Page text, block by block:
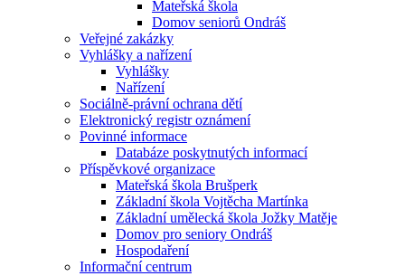
Mateřská škola
Domov seniorů Ondráš
Veřejné zakázky
Vyhlášky a nařízení
Vyhlášky
Nařízení
Sociálně-právní ochrana dětí
Elektronický registr oznámení
Povinné informace
Databáze poskytnutých informací
Příspěvkové organizace
Mateřská škola Brušperk
Základní škola Vojtěcha Martínka
Základní umělecká škola Jožky Matěje
Domov pro seniory Ondráš
Hospodaření
Informační centrum